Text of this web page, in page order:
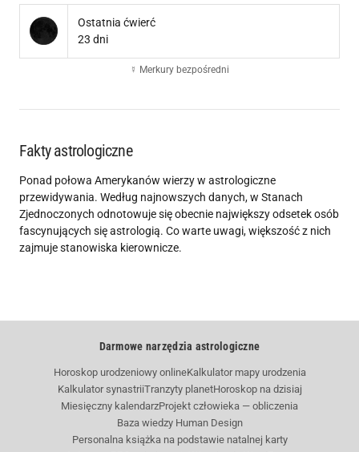
Ostatnia ćwierć
23 dni
☿ Merkury bezpośredni
Fakty astrologiczne
Ponad połowa Amerykanów wierzy w astrologiczne
przewidywania. Według najnowszych danych, w Stanach
Zjednoczonych odnotowuje się obecnie największy odsetek osób
fascynujących się astrologią. Co warte uwagi, większość z nich
zajmuje stanowiska kierownicze.
Darmowe narzędzia astrologiczne
Horoskop urodzeniowy onlineKalkulator mapy urodzenia
Kalkulator synastriiTranzyty planetHoroskop na dzisiaj
Miesięczny kalendarzProjekt człowieka — obliczenia
Baza wiedzy Human Design
Personalna książka na podstawie natalnej karty